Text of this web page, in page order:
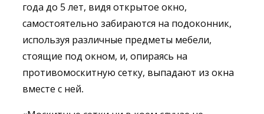
года до 5 лет, видя открытое окно,
самостоятельно забираются на подоконник,
используя различные предметы мебели,
стоящие под окном, и, опираясь на
противомоскитную сетку, выпадают из окна
вместе с ней.